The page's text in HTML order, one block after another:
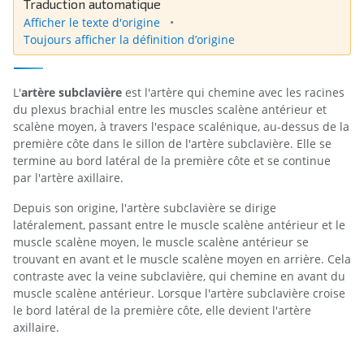
Traduction automatique
Afficher le texte d'origine
Toujours afficher la définition d’origine
L'artère subclavière est l'artère qui chemine avec les racines
du plexus brachial entre les muscles scalène antérieur et
scalène moyen, à travers l'espace scalénique, au-dessus de la
première côte dans le sillon de l'artère subclavière. Elle se
termine au bord latéral de la première côte et se continue
par l'artère axillaire.
Depuis son origine, l'artère subclavière se dirige
latéralement, passant entre le muscle scalène antérieur et le
muscle scalène moyen, le muscle scalène antérieur se
trouvant en avant et le muscle scalène moyen en arrière. Cela
contraste avec la veine subclavière, qui chemine en avant du
muscle scalène antérieur. Lorsque l'artère subclavière croise
le bord latéral de la première côte, elle devient l'artère
axillaire.